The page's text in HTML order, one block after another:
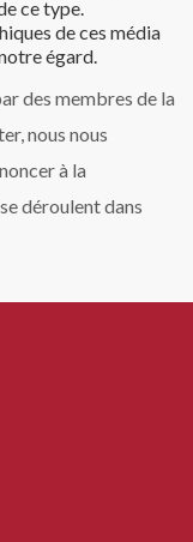
ce type.
de ces média
égard.
des membres de la
nous nous
à la
déroulent dans